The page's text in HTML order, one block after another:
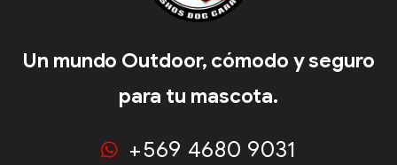
Un mundo Outdoor, cómodo y seguro
para tu mascota.
+569 4680 9031